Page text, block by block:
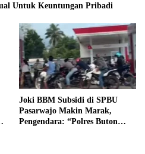
Untuk Keuntungan Pribadi
Joki BBM Subsidi di SPBU
Pasarwajo Makin Marak,
Pengendara: “Polres Buton